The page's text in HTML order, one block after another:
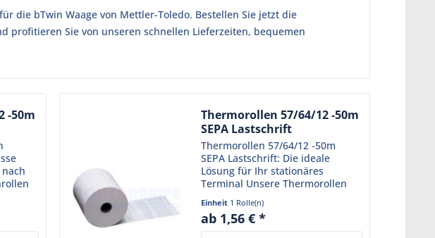
die bTwin Waage von Mettler-Toledo. Bestellen Sie jetzt die
profitieren Sie von unseren schnellen Lieferzeiten, bequemen
-50m
sind
Thermorollen 57/64/12 -50m
SEPA Lastschrift
Thermorollen 57/64/12 -50m
SEPA Lastschrift: Die ideale
Lösung für Ihr stationäres
Terminal Unsere Thermorollen
57/64/12 -50m SEPA Lastschrift
sind die perfekte Wahl für alle,
die Wert auf Qualität und
Einheit 1 Rolle(n)
ab 1,56 € *